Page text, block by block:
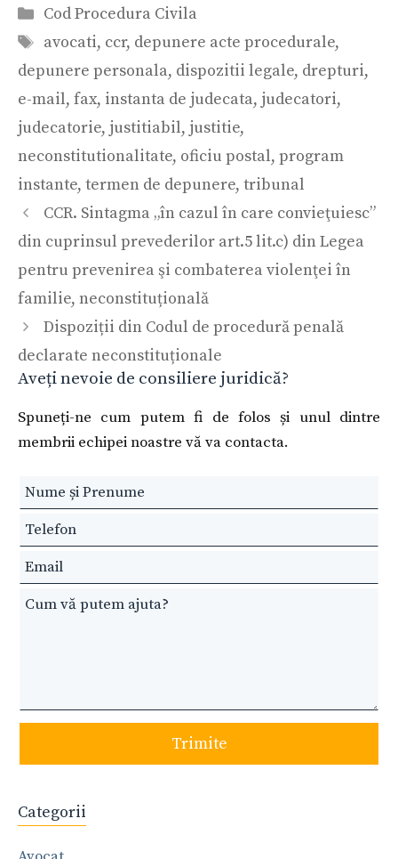
Categorii
Cod Procedura Civila
Etichete
avocati, ccr, depunere acte procedurale,
depunere personala, dispozitii legale, drepturi,
e-mail, fax, instanta de judecata, judecatori,
judecatorie, justitiabil, justitie,
neconstitutionalitate, oficiu postal, program
instante, termen de depunere, tribunal
CCR. Sintagma „în cazul în care convieţuiesc”
din cuprinsul prevederilor art.5 lit.c) din Legea
pentru prevenirea şi combaterea violenţei în
familie, neconstituțională
Dispoziții din Codul de procedură penală
declarate neconstituționale
Aveți nevoie de consiliere juridică?
Spuneți-ne cum putem fi de folos și unul dintre
membrii echipei noastre vă va contacta.
Leave
this
field
blank
Trimite
Categorii